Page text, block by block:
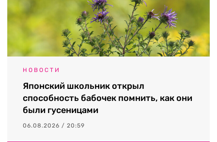
НОВОСТИ
Японский школьник открыл
способность бабочек помнить, как они
были гусеницами
06.08.2026 / 20:59